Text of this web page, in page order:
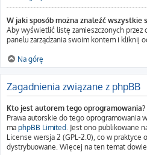
W jaki sposób można znaleźć wszystkie
Aby wyświetlić listę zamieszczonych przez
panelu zarządzania swoim kontem i kliknij
Na górę
Zagadnienia związane z phpBB
Kto jest autorem tego oprogramowania?
Prawa autorskie do tego oprogramowania
ma phpBB Limited. Jest ono publikowane
License wersja 2 (GPL-2.0), co w praktyce
dystrybuowane. Więcej na ten temat